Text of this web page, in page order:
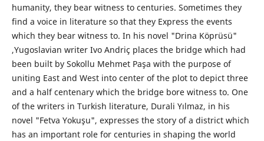
humanity, they bear witness to centuries. Sometimes they
find a voice in literature so that they Express the events
which they bear witness to. In his novel "Drina Köprüsü"
,Yugoslavian writer Ivo Andriç places the bridge which had
been built by Sokollu Mehmet Paşa with the purpose of
uniting East and West into center of the plot to depict three
and a half centenary which the bridge bore witness to. One
of the writers in Turkish literature, Durali Yılmaz, in his
novel "Fetva Yokuşu", expresses the story of a district which
has an important role for centuries in shaping the world